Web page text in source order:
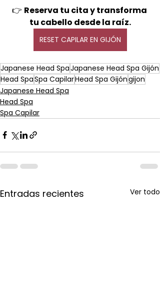
👉 Reserva tu cita y transforma
tu cabello desde la raíz.
RESET CAPILAR EN GIJÓN
Japanese Head SpaJapanese Head Spa Gijón
Head SpaSpa CapilarHead Spa Gijóngijon
Japanese Head Spa
Head Spa
Spa Capilar
Entradas recientes Ver todo